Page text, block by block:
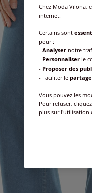
Chez Moda Vilona,
internet.
Certains sont
pour :
- Analyser notre
- Personnaliser le
- Proposer des
- Faciliter le
Vous pouvez les
Pour refuser,
plus sur l'utilisation